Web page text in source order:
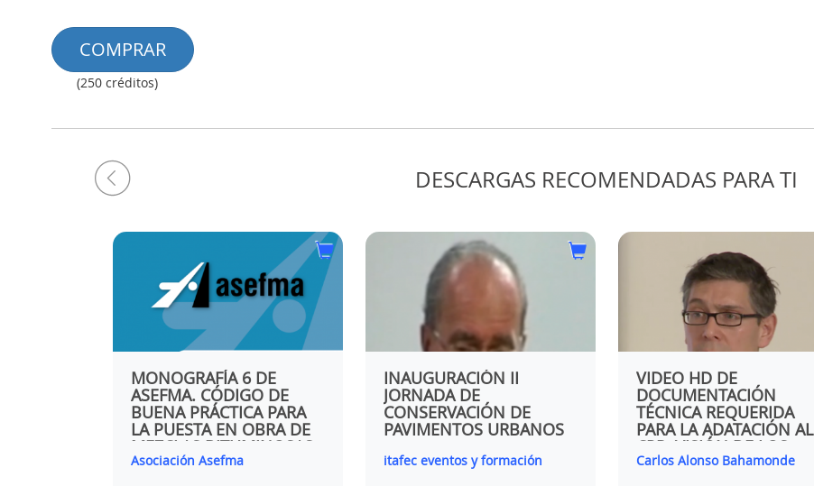
COMPRAR
(250 créditos)
MICROAGLOMERADOS
EN FRÍO Y TÉCNICAS
CLÁSICAS DE
CONSERVACIÓN DE
CARRETERAS
itafec eventos y formación
Tipo:
Vídeos gratis
DESCARGAS RECOMENDADAS PARA TI
MONOGRAFÍA 6 DE
ASEFMA. CÓDIGO DE
BUENA PRÁCTICA PARA
LA PUESTA EN OBRA DE
MEZCLAS BITUMINOSAS
Asociación Asefma
INAUGURACIÓN II
JORNADA DE
CONSERVACIÓN DE
PAVIMENTOS URBANOS
itafec eventos y formación
VIDEO HD DE
DOCUMENTACIÓN
TÉCNICA REQUERIDA
PARA LA ADATACIÓN AL
CPR. VISIÓN DE LOS
ORGANISMOS
Carlos Alonso Bahamonde